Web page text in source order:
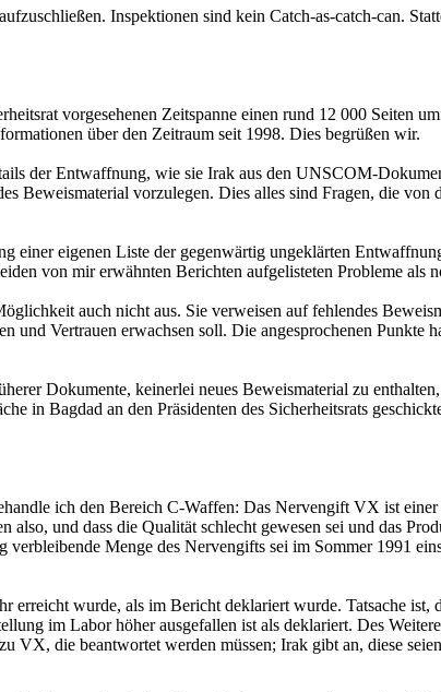
Inspektionen sind kein Catch-as-catch-can.
vorgesehenen Zeitspanne einen rund 12 000 Seiten
über den Zeitraum seit 1998. Dies begrüßen wir.
der Entwaffnung, wie sie Irak aus den UNSCOM-
Beweismaterial vorzulegen. Dies alles sind Fragen, die
eigenen Liste der gegenwärtig ungeklärten
von mir erwähnten Berichten aufgelisteten Probleme als
auch nicht aus. Sie verweisen auf fehlendes
und Vertrauen erwachsen soll. Die angesprochenen Punkte
Dokumente, keinerlei neues Beweismaterial zu
in Bagdad an den Präsidenten des Sicherheitsrats
ich den Bereich C-Waffen: Das Nervengift VX ist
und dass die Qualität schlecht gewesen sei und das
Menge des Nervengifts sei im Sommer 1991
erreicht wurde, als im Bericht deklariert wurde. Tatsache ist,
im Labor höher ausgefallen ist als deklariert. Des
VX, die beantwortet werden müssen; Irak gibt an, diese